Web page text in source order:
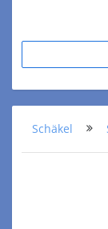
Schäkel